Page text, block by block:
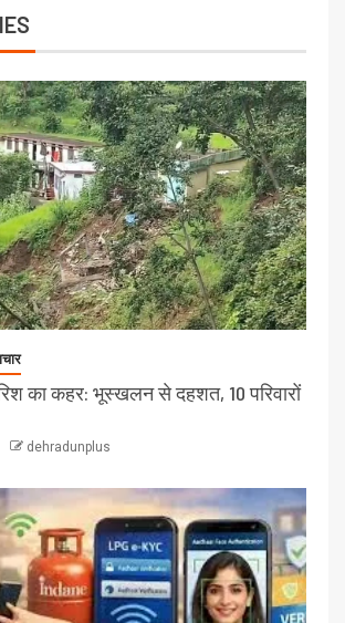
का कहर: भूस्खलन से दहशत, 10 परिवारों
dehradunplus